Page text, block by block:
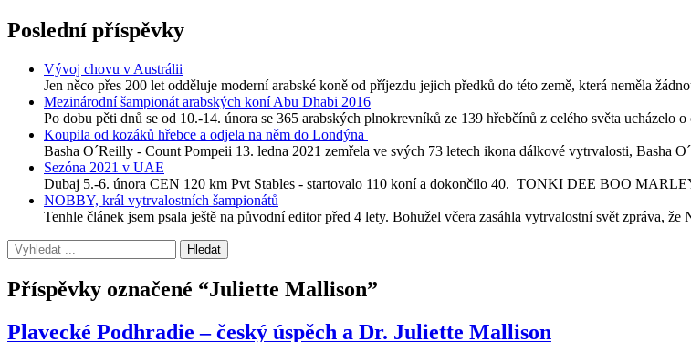
Poslední příspěvky
Vývoj chovu v Austrálii
Jen něco přes 200 let odděluje moderní arabské koně od příjezdu jejich předků do této země, která neměla
Mezinárodní šampionát arabských koní Abu Dhabi 2016
Po dobu pěti dnů se od 10.-14. února se 365 arabských plnokrevníků ze 139 hřebčínů z celého světa ucházelo
Koupila od kozáků hřebce a odjela na něm do Londýna
Basha O´Reilly - Count Pompeii 13. ledna 2021 zemřela ve svých 73 letech ikona dálkové vytrvalosti, Basha
Sezóna 2021 v UAE
Dubaj 5.-6. února CEN 120 km Pvt Stables - startovalo 110 koní a dokončilo 40. TONKI DEE BOO
NOBBY, král vytrvalostních šampionátů
Tenhle článek jsem psala ještě na původní editor před 4 lety. Bohužel včera zasáhla vytrvalostní svět zpráva,
Příspěvky označené “Juliette Mallison”
Plavecké Podhradie – český úspěch a Dr. Juliette Mallison